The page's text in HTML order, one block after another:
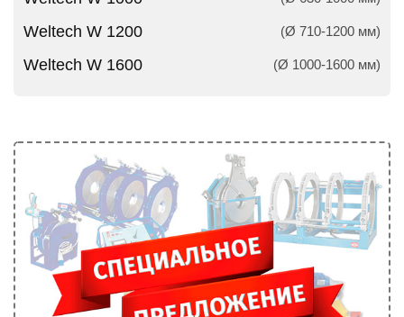
Weltech W 1200 (Ø 710-1200 мм)
Weltech W 1600 (Ø 1000-1600 мм)